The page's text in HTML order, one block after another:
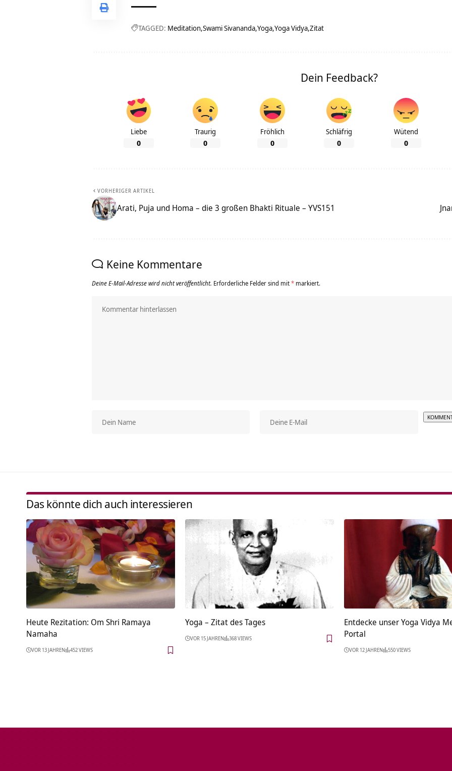
TAGGED: Meditation Swami Sivananda Yoga Yoga Vidya Zitat
Dein Feedback?
Liebe
0
Traurig
0
Fröhlich
0
Schläfrig
0
Wütend
0
VORHERIGER ARTIKEL
Arati, Puja und Homa – die 3 großen Bhakti Rituale – YVS151
Keine Kommentare
Deine E-Mail-Adresse wird nicht veröffentlicht. Erforderliche Felder sind mit* markiert.
Das könnte dich auch interessieren
Heute Rezitation: Om Shri Ramaya
Namaha
VOR 13 JAHREN 452 VIEWS
Yoga – Zitat des Tages
VOR 15 JAHREN 368 VIEWS
Entdecke unser Yoga Vidya
Portal
VOR 12 JAHREN 550 VIEWS